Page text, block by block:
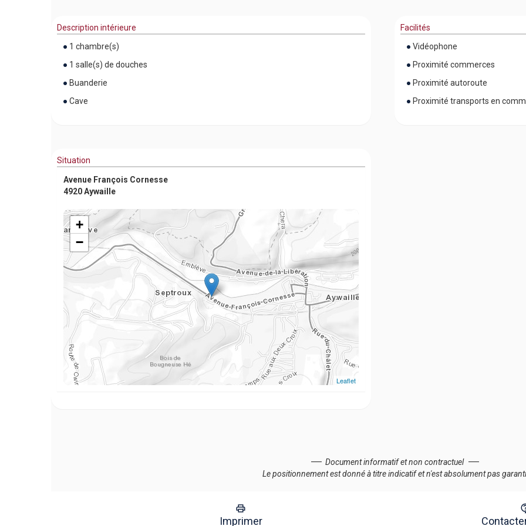
Description intérieure
1 chambre(s)
1 salle(s) de douches
Buanderie
Cave
Facilités
Vidéophone
Proximité commerces
Proximité autoroute
Proximité transports en
Situation
Avenue François Cornesse
4920 Aywaille
+
−
Leaflet
Document informatif et non contractuel
Le positionnement est donné à titre indicatif et n'est absolument pas garanti
Imprimer